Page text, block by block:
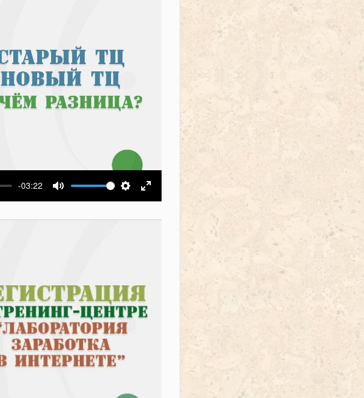
-03:22
Выключить звукНастройки
На весь экран